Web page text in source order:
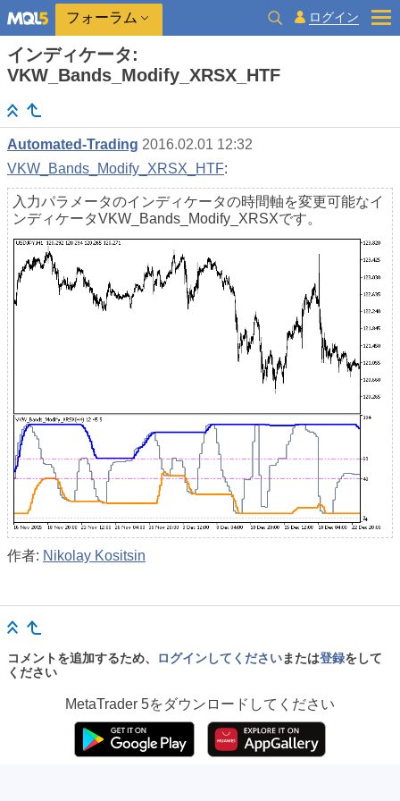
フォーラム ログイン
インディケータ:
VKW_Bands_Modify_XRSX_HTF
Automated-Trading 2016.02.01 12:32
VKW_Bands_Modify_XRSX_HTF:
入力パラメータのインディケータの時間軸を変更可能なイ
ンディケータVKW_Bands_Modify_XRSXです。
作者: Nikolay Kositsin
コメントを追加するため、 ログインしてくださいまたは登録をして
ください
MetaTrader 5をダウンロードしてください